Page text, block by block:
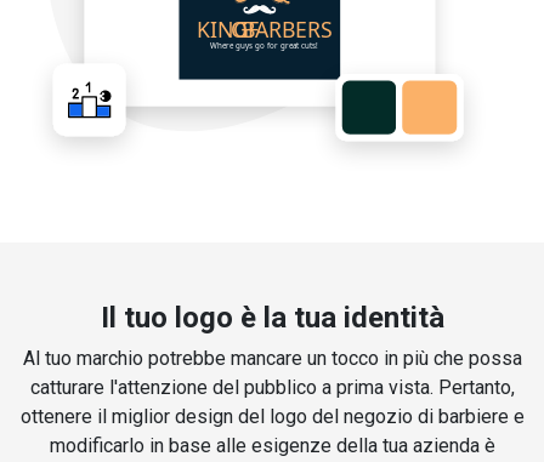
Il tuo logo è la tua identità
Al tuo marchio potrebbe mancare un tocco in più che possa
catturare l'attenzione del pubblico a prima vista. Pertanto,
ottenere il miglior design del logo del negozio di barbiere e
modificarlo in base alle esigenze della tua azienda è